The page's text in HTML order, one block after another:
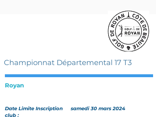
Championnat Départemental 17 T3
Royan
Date Limite Inscription
club :
samedi 30 mars 2024